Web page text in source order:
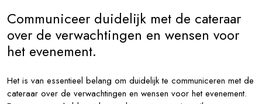
Communiceer duidelijk met de cateraar
over de verwachtingen en wensen voor
het evenement.
Het is van essentieel belang om duidelijk te communiceren met de
cateraar over de verwachtingen en wensen voor het evenement.